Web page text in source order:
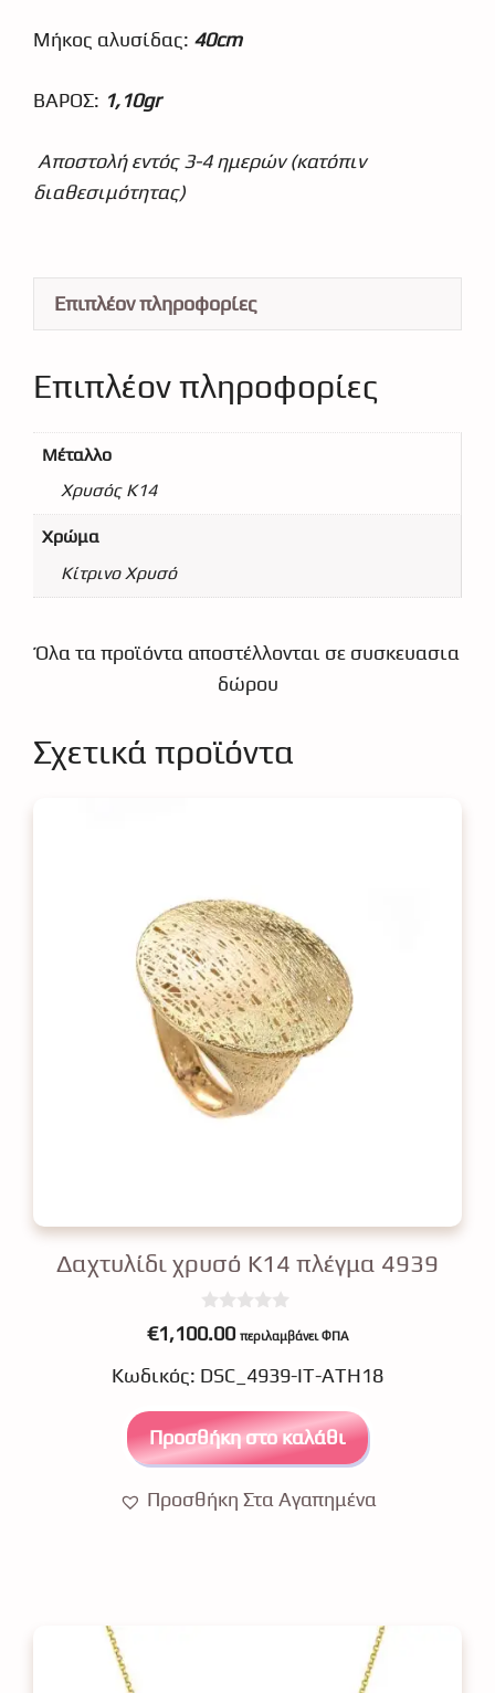
Μήκος αλυσίδας: 40cm
ΒΑΡΟΣ: 1,10gr
Αποστολή εντός 3-4 ημερών (κατόπιν
διαθεσιμότητας)
Επιπλέον πληροφορίες
Επιπλέον πληροφορίες
Μέταλλο
Χρυσός Κ14
Χρώμα
Κίτρινο Χρυσό
Όλα τα προϊόντα αποστέλλονται σε συσκευασια
δώρου
Σχετικά προϊόντα
Δαχτυλίδι χρυσό Κ14 πλέγμα 4939
0
o
t
5
€1,100.00 περιλαμβάνει ΦΠΑ
Κωδικός: DSC_4939-IT-ATH18
Προσθήκη στο καλάθι
Προσθήκη Στα Αγαπημένα